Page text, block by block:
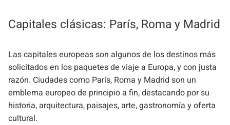
Capitales clásicas: París, Roma y Madrid
Las capitales europeas son algunos de los destinos más
solicitados en los paquetes de viaje a Europa, y con justa
razón. Ciudades como París, Roma y Madrid son un
emblema europeo de principio a fin, destacando por su
historia, arquitectura, paisajes, arte, gastronomía y oferta
cultural.